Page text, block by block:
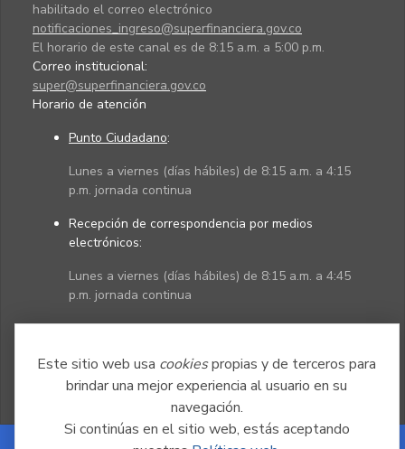
Este sitio web usa cookiespropias y de terceros para
brindar una mejor experiencia al usuario en su
navegación.
Si continúas en el sitio web, estás aceptando
habilitado el correo electrónico
notificaciones_ingreso@superfinanciera.gov.co
El horario de este canal es de 8:15 a.m. a 5:00 p.m.
Correo institucional:
super@superfinanciera.gov.co
Horario de atención
Punto Ciudadano:
Lunes a viernes (días hábiles) de 8:15 a.m. a 4:15
p.m. jornada continua
Recepción de correspondencia por medios
electrónicos:
Lunes a viernes (días hábiles) de 8:15 a.m. a 4:45
p.m. jornada continua